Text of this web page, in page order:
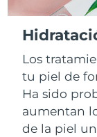
Los
tu piel de
Ha sido
aumentan
de la piel
Comprar todo
Israel
Japón
Jersey